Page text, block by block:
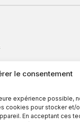
le consentement
expérience possible,
cookies pour stocker et/
En acceptant ces